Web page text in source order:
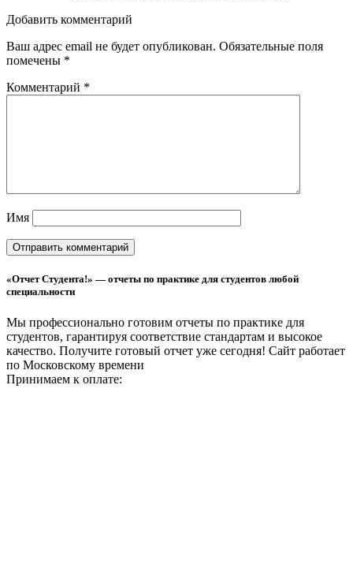
Добавить комментарий
Ваш адрес email не будет опубликован. Обязательные поля
помечены *
Комментарий *
Имя
«Отчет Студента!» — отчеты по практике для студентов любой
специальности
Мы профессионально готовим отчеты по практике для
студентов, гарантируя соответствие стандартам и высокое
качество. Получите готовый отчет уже сегодня! Сайт работает
по Московскому времени
Принимаем к оплате: